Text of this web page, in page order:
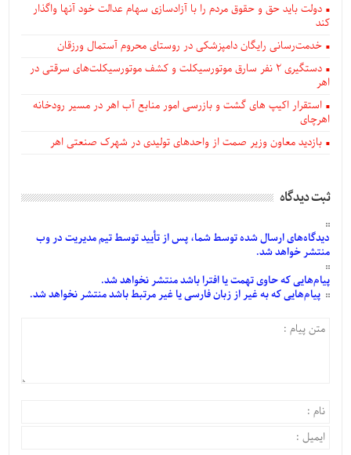
دولت باید حق و حقوق مردم را با آزادسازی سهام عدالت خود آنها واگذار
کند
خدمت‌رسانی رایگان دامپزشکی در روستای محروم آستمال ورزقان
دستگيری ۲ نفر سارق موتورسیکلت و کشف موتورسیکلت‌های سرقتی در
اهر
استقرار اکیپ های گشت و بازرسی امور منابع آب اهر در مسیر رودخانه
اهرچای
بازدید معاون وزیر صمت از واحدهای تولیدی در شهرک صنعتی اهر
ثبت دیدگاه
دیدگاه‌هایارسالشدهتوسط شما، پس ازتأییدتوسط تیم مدیریت در وب
منتشر خواهد شد.
پیام‌هاییکه حاوی تهمت یا افترا باشد منتشر نخواهد شد.
پیام‌هاییکه به غیر از زبان فارسی یا غیر مرتبط باشد منتشر نخواهد شد.